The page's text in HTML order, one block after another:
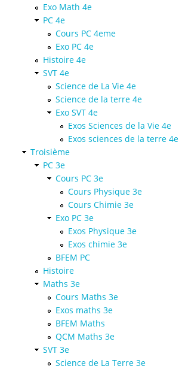
Exo Math 4e
PC 4e
Cours PC 4eme
Exo PC 4e
Histoire 4e
SVT 4e
Science de La Vie 4e
Science de la terre 4e
Exo SVT 4e
Exos Sciences de la Vie 4e
Exos sciences de la terre 4e
Troisième
PC 3e
Cours PC 3e
Cours Physique 3e
Cours Chimie 3e
Exo PC 3e
Exos Physique 3e
Exos chimie 3e
BFEM PC
Histoire
Maths 3e
Cours Maths 3e
Exos maths 3e
BFEM Maths
QCM Maths 3e
SVT 3e
Science de La Terre 3e